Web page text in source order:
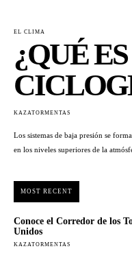
EL CLIMA
¿QUÉ
KAZATORMENTAS
Los sistemas de baja presión se
en los niveles superiores de la
MOST RECENT
Conoce el Corredor de los
Unidos
KAZATORMENTAS